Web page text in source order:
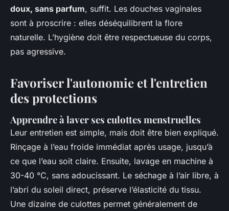
doux, sans parfum, suffit. Les douches vaginales
sont à proscrire : elles déséquilibrent la flore
naturelle. L’hygiène doit être respectueuse du corps,
pas agressive.
Favoriser l'autonomie et l'entretien
des protections
Apprendre à laver ses culottes menstruelles
Leur entretien est simple, mais doit être bien expliqué.
Rinçage à l’eau froide immédiat après usage, jusqu’à
ce que l’eau soit claire. Ensuite, lavage en machine à
30-40 °C, sans adoucissant. Le séchage à l’air libre, à
l’abri du soleil direct, préserve l’élasticité du tissu.
Une dizaine de culottes permet généralement de